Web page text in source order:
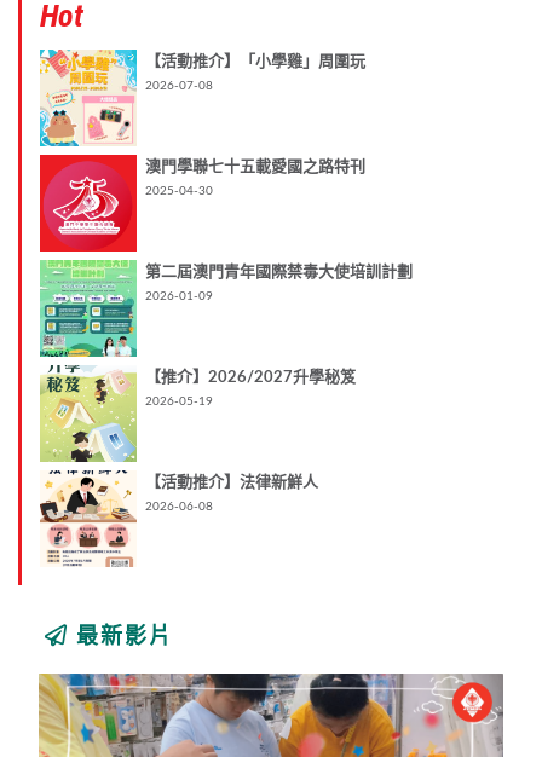
Hot
【活動推介】「小學雞」周圍玩
2026-07-08
澳門學聯七十五載愛國之路特刊
2025-04-30
第二屆澳門青年國際禁毒大使培訓計劃
2026-01-09
【推介】2026/2027升學秘笈
2026-05-19
【活動推介】法律新鮮人
2026-06-08
最新影片